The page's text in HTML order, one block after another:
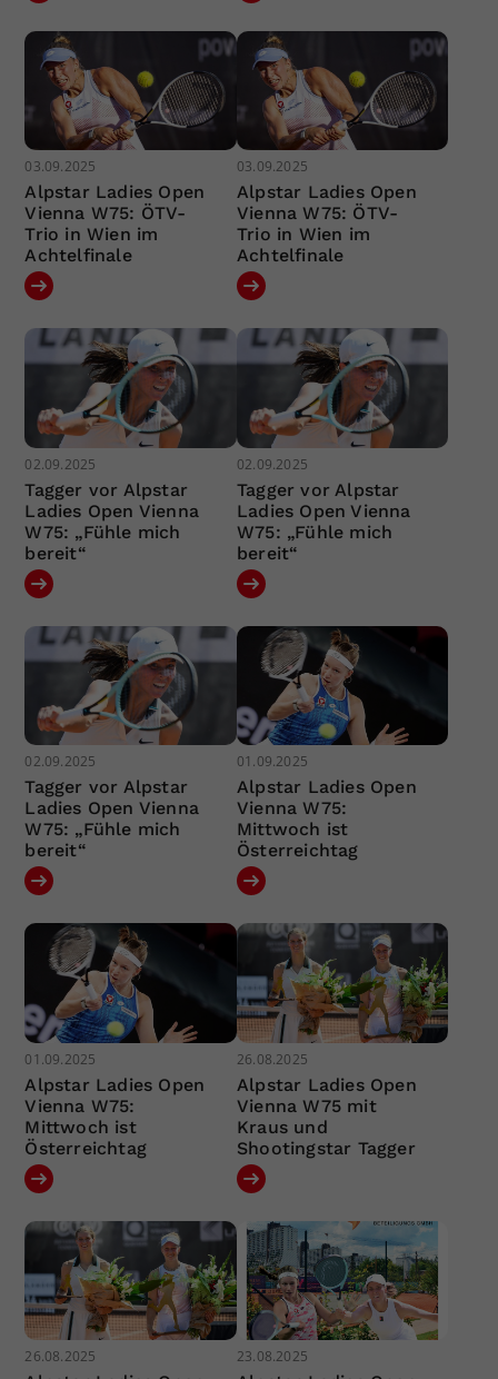
03.09.2025
Alpstar Ladies Open
Vienna W75: ÖTV-
Trio in Wien im
Achtelfinale
03.09.2025
Alpstar Ladies Open
Vienna W75: ÖTV-
Trio in Wien im
Achtelfinale
02.09.2025
Tagger vor Alpstar
Ladies Open Vienna
W75: „Fühle mich
bereit“
02.09.2025
Tagger vor Alpstar
Ladies Open Vienna
W75: „Fühle mich
bereit“
02.09.2025
Tagger vor Alpstar
Ladies Open Vienna
W75: „Fühle mich
bereit“
01.09.2025
Alpstar Ladies Open
Vienna W75:
Mittwoch ist
Österreichtag
01.09.2025
Alpstar Ladies Open
Vienna W75:
Mittwoch ist
Österreichtag
26.08.2025
Alpstar Ladies Open
Vienna W75 mit
Kraus und
Shootingstar Tagger
26.08.2025 23.08.2025